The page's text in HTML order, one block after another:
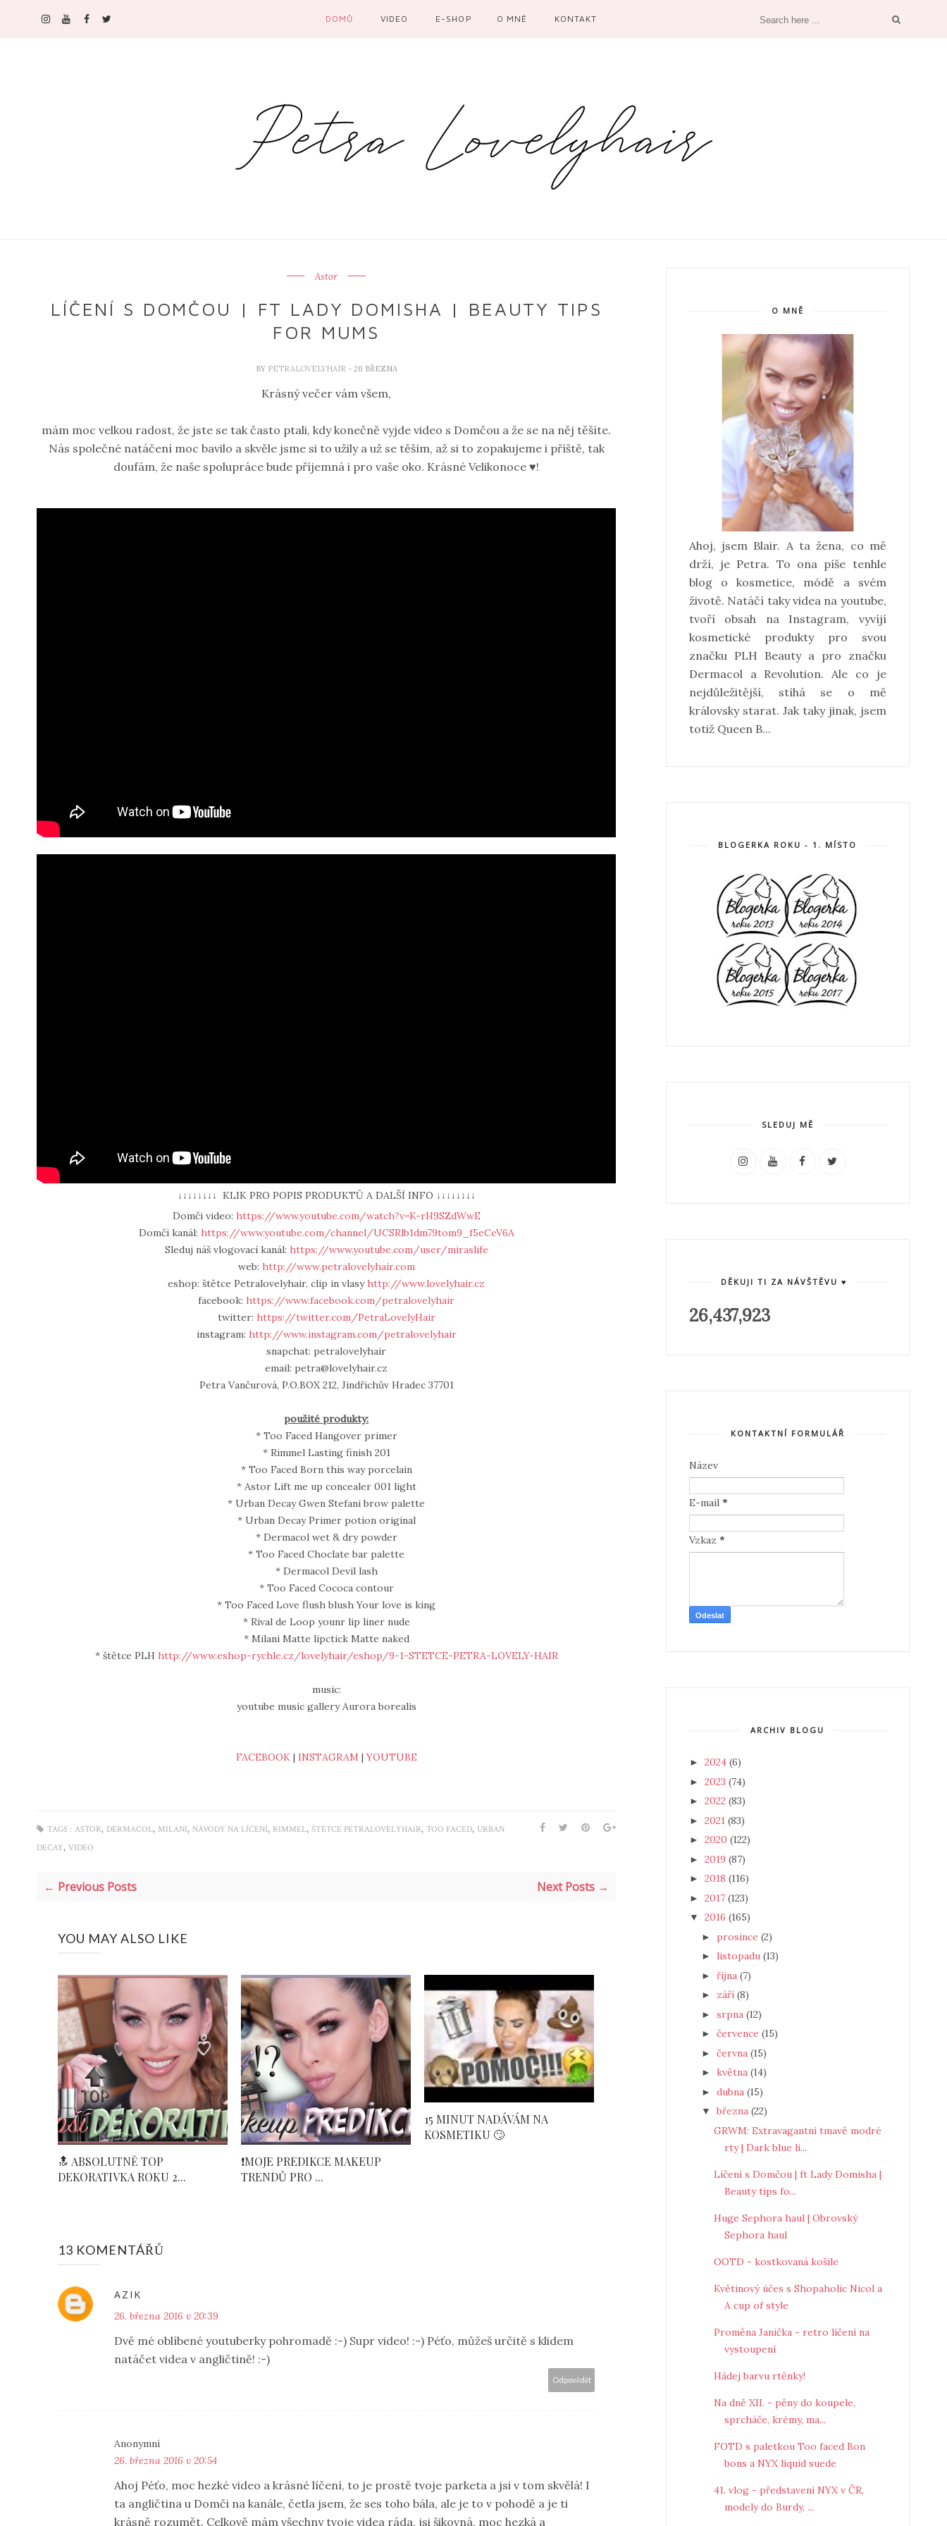
DOMŮ VIDEO E-SHOP O MNĚ KONTAKT
Astor
LÍČENÍ S DOMČOU | FT LADY DOMISHA | BEAUTY TIPS
FOR MUMS
BY PETRALOVELYHAIR - 26 BŘEZNA
Krásný večer vám všem,
mám moc velkou radost, že jste se tak často ptali, kdy konečně vyjde video s Domčou a že se na něj těšíte.
Nás společné natáčení moc bavilo a skvěle jsme si to užily a už se těším, až si to zopakujeme i příště, tak
doufám, že naše spolupráce bude příjemná i pro vaše oko. Krásné Velikonoce ♥!
↓↓↓↓↓↓↓↓ KLIK PRO POPIS PRODUKTŮ A DALŠÍ INFO ↓↓↓↓↓↓↓↓
Domči video: https://www.youtube.com/watch?v=K-rH9SZdWwE
Domči kanál: https://www.youtube.com/channel/UCSRlb1dm79tom9_f5eCeV6A
Sleduj náš vlogovací kanál: https://www.youtube.com/user/miraslife
web: http://www.petralovelyhair.com
eshop: štětce Petralovelyhair, clip in vlasyhttp://www.lovelyhair.cz
facebook:https://www.facebook.com/petralovelyhair
twitter: https://twitter.com/PetraLovelyHair
instagram: http://www.instagram.com/petralovelyhair
snapchat: petralovelyhair
email: petra@lovelyhair.cz
Petra Vančurová, P.O.BOX 212, Jindřichův Hradec 37701
použité produkty:
* Too Faced Hangover primer
* Rimmel Lasting finish 201
* Too Faced Born this way porcelain
* Astor Lift me up concealer 001 light
* Urban Decay Gwen Stefani brow palette
* Urban Decay Primer potion original
* Dermacol wet & dry powder
* Too Faced Choclate bar palette
* Dermacol Devil lash
* Too Faced Cococa contour
* Too Faced Love flush blush Your love is king
* Rival de Loop younr lip liner nude
* Milani Matte lipctick Matte naked
* štětce PLH http://www.eshop-rychle.cz/lovelyhair/eshop/9-1-STETCE-PETRA-LOVELY-HAIR
music:
youtube music gallery Aurora borealis
FACEBOOK| INSTAGRAM|YOUTUBE
TAGS : ASTOR, DERMACOL, MILANI, NÁVODY NA LÍČENÍ, RIMMEL, ŠTĚTCE PETRALOVELYHAIR, TOO FACED, URBAN
DECAY, VIDEO
← Previous Posts Next Posts →
YOU MAY ALSO LIKE
🔝 ABSOLUTNĚ TOP
DEKORATIVKA ROKU 2...
❗️MOJE PREDIKCE MAKEUP
TRENDŮ PRO ...
15 MINUT NADÁVÁM NA
KOSMETIKU 🙄
13 KOMENTÁŘŮ
AZIK
26. března 2016 v 20:39
Dvě mé oblíbené youtuberky pohromadě :-) Supr video! :-) Péťo, můžeš určitě s klidem
natáčet videa v angličtině! :-)
Odpovědět
Anonymní
26. března 2016 v 20:54
Ahoj Péťo, moc hezké video a krásné líčení, to je prostě tvoje parketa a jsi v tom skvělá! I
ta angličtina u Domči na kanále, četla jsem, že ses toho bála, ale je to v pohodě a je ti
krásně rozumět. Celkově mám všechny tvoje videa ráda, jsi šikovná, moc hezká a
O MNĚ
Ahoj, jsem Blair. A ta žena, co mě
drží, je Petra. To ona píše tenhle
blog o kosmetice, módě a svém
životě. Natáčí taky videa na youtube,
tvoří obsah na Instagram, vyvíjí
kosmetické produkty pro svou
značku PLH Beauty a pro značku
Dermacol a Revolution. Ale co je
nejdůležitější, stíhá se o mě
královsky starat. Jak taky jinak, jsem
totiž Queen B...
BLOGERKA ROKU - 1. MÍSTO
SLEDUJ MĚ
DĚKUJI TI ZA NÁVŠTĚVU ♥
26,437,923
KONTAKTNÍ FORMULÁŘ
Název
E-mail *
Vzkaz *
ARCHIV BLOGU
► 2024 (6)
► 2023 (74)
► 2022 (83)
► 2021 (83)
► 2020 (122)
► 2019 (87)
► 2018 (116)
► 2017 (123)
▼ 2016 (165)
► prosince (2)
► listopadu (13)
► října (7)
► září (8)
► srpna (12)
► července (15)
► června (15)
► května (14)
► dubna (15)
▼ března (22)
GRWM: Extravagantní tmavě modré
rty | Dark blue li...
Líčení s Domčou | ft Lady Domisha |
Beauty tips fo...
Huge Sephora haul | Obrovský
Sephora haul
OOTD - kostkovaná košile
Květinový účes s Shopaholic Nicol a
A cup of style
Proměna Janička - retro líčení na
vystoupení
Hádej barvu rtěnky!
Na dně XII. - pěny do koupele,
sprcháče, krémy, ma...
FOTD s paletkou Too faced Bon
bons a NYX liquid suede
41. vlog - představení NYX v ČR,
modely do Burdy, ...